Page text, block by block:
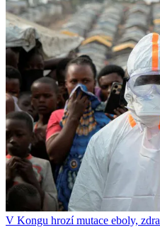
V Kongu hrozí mutace eboly,